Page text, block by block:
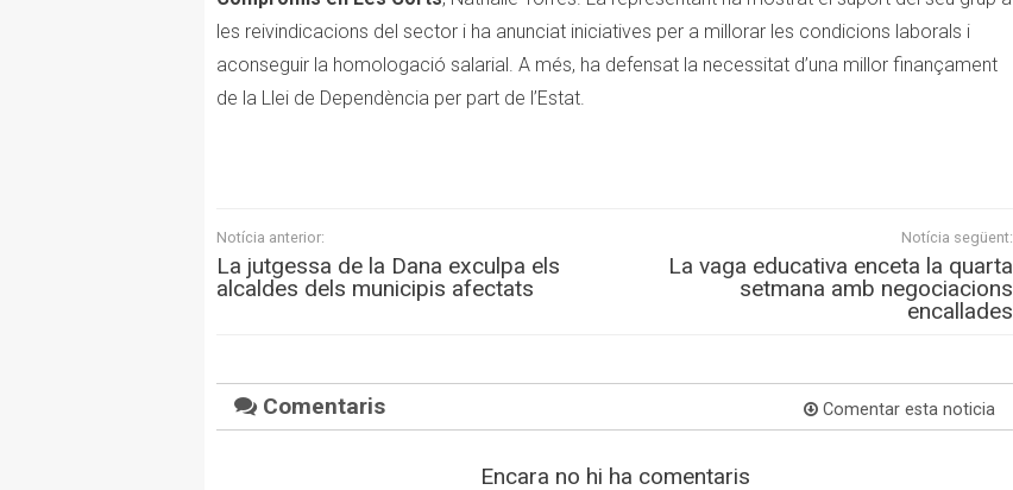
les reivindicacions del sector i ha anunciat iniciatives per a millorar les condicions laborals i
aconseguir la homologació salarial. A més, ha defensat la necessitat d’una millor finançament
de la Llei de Dependència per part de l’Estat.
Notícia anterior:
La jutgessa de la Dana exculpa els
alcaldes dels municipis afectats
Notícia següent:
La vaga educativa enceta la quarta
setmana amb negociacions
encallades
Comentaris Comentar esta noticia
Encara no hi ha comentaris